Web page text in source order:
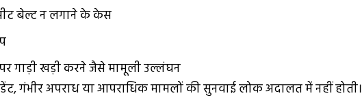
बेल्ट न लगाने के केस
पर गाड़ी खड़ी करने जैसे मामूली उल्लंघन
गंभीर अपराध या आपराधिक मामलों की सुनवाई लोक अदालत में नहीं होती।